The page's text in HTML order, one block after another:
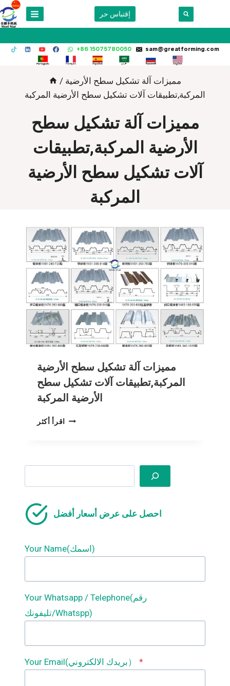
Skip
to
إقتباس حر
+86 15075780050 sam@greatforming.com
/ مميزات آلة تشكيل سطح الأرضية
المركبة,تطبيقات آلات تشكيل سطح الأرضية المركبة
مميزات آلة تشكيل سطح
الأرضية المركبة,تطبيقات
آلات تشكيل سطح الأرضية
المركبة
مميزات آلة تشكيل سطح الأرضية
المركبة,تطبيقات آلات تشكيل سطح
الأرضية المركبة
اقرأ أكثر
مميزات
الأرضية
احصل على عرض أسعار أفضل
Your Name(اسمك)
Your Whatsapp / Telephone(رقم
تليفونك/Whatspp)
Your Email(بريدك الالكتروني） *